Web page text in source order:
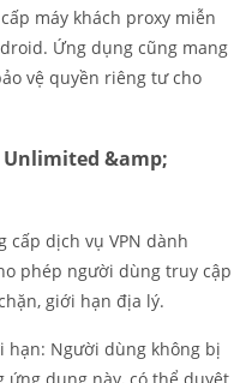
máy khách proxy miễn
Ứng dụng cũng mang
vệ quyền riêng tư cho
Unlimited &amp;
cấp dịch vụ VPN dành
phép người dùng truy cập
giới hạn địa lý.
hạn: Người dùng không bị